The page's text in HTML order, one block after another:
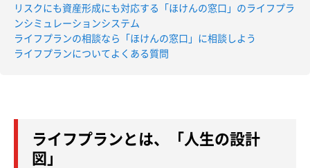
リスクにも資産形成にも対応する「ほけんの窓口」のライフプラ
ンシミュレーションシステム
ライフプランの相談なら「ほけんの窓口」に相談しよう
ライフプランについてよくある質問
ライフプランとは、「人生の設計
図」